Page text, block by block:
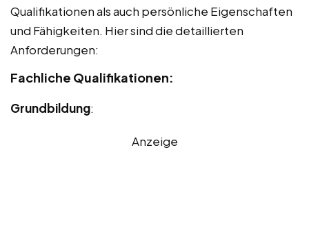
Qualifikationen als auch persönliche Eigenschaften
und Fähigkeiten. Hier sind die detaillierten
Anforderungen:
Fachliche Qualifikationen:
Grundbildung:
Anzeige